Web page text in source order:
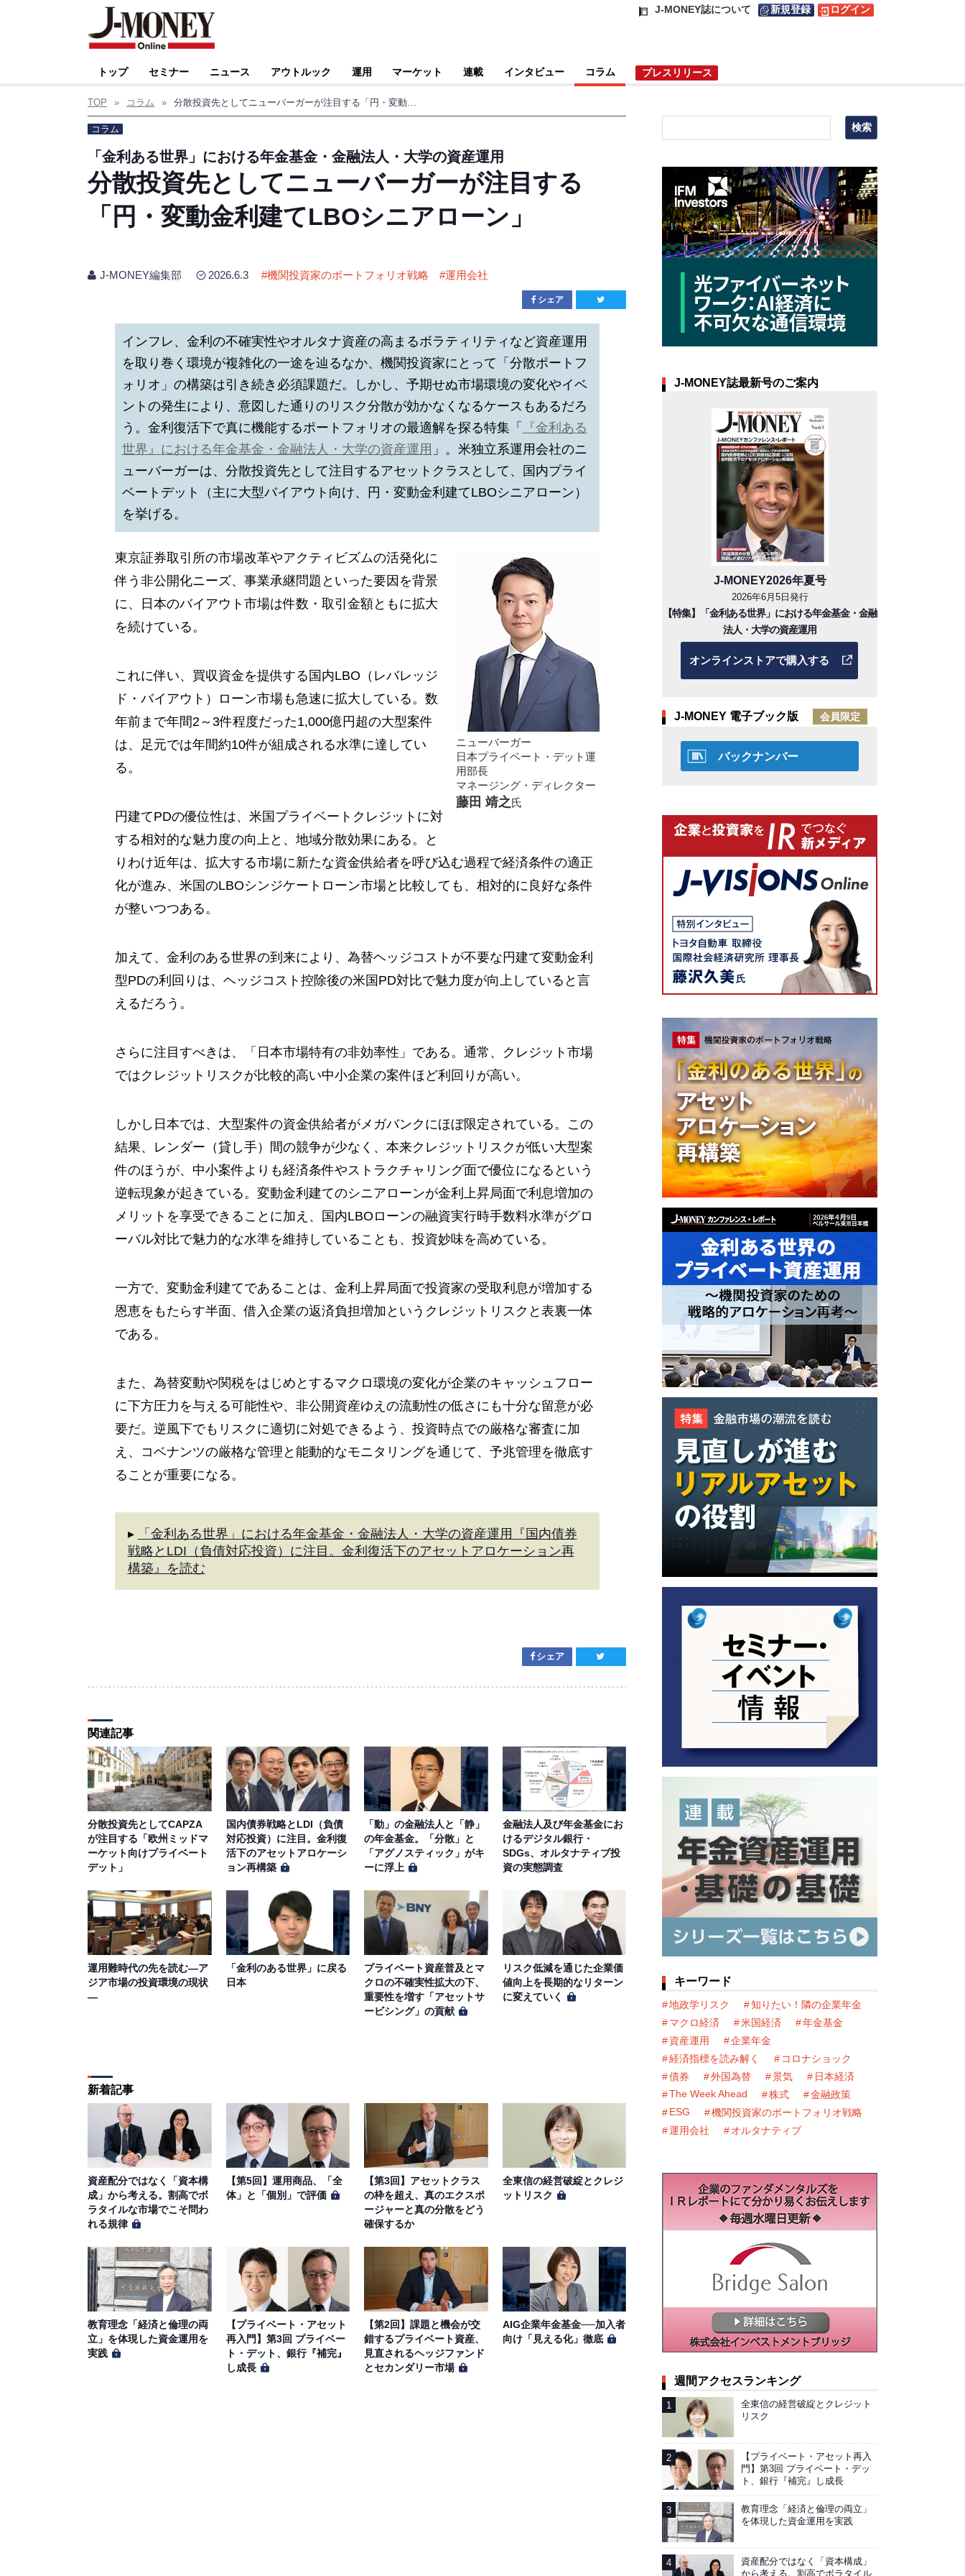
J-MONEY誌について 新規登録 ログイン
トップ セミナー ニュース アウトルック 運用 マーケット 連載 インタビュー コラム プレスリリース
TOP » コラム » 分散投資先としてニューバーガーが注目する「円・変動金利建てLBOシニアローン」
コラム
「金利ある世界」における年金基金・金融法人・大学の資産運用
分散投資先としてニューバーガーが注目する
「円・変動金利建てLBOシニアローン」
J-MONEY編集部 2026.6.3 #機関投資家のポートフォリオ戦略 #運用会社
シェア
インフレ、金利の不確実性やオルタナ資産の高まるボラティリティなど資産運用
を取り巻く環境が複雑化の一途を辿るなか、機関投資家にとって「分散ポートフ
ォリオ」の構築は引き続き必須課題だ。しかし、予期せぬ市場環境の変化やイベ
ントの発生により、意図した通りのリスク分散が効かなくなるケースもあるだろ
う。金利復活下で真に機能するポートフォリオの最適解を探る特集「
『金利ある
世界』における年金基金・金融法人・大学の資産運用 」。米独立系運用会社のニ
ューバーガーは、分散投資先として注目するアセットクラスとして、国内プライ
ベートデット（主に大型バイアウト向け、円・変動金利建てLBOシニアローン）
を挙げる。
ニューバーガー
日本プライベート・デット運
用部長
マネージング・ディレクター
藤田 靖之氏
東京証券取引所の市場改革やアクティビズムの活発化に
伴う非公開化ニーズ、事業承継問題といった要因を背景
に、日本のバイアウト市場は件数・取引金額ともに拡大
を続けている。
これに伴い、買収資金を提供する国内LBO（レバレッジ
ド・バイアウト）ローン市場も急速に拡大している。数
年前まで年間2～3件程度だった1,000億円超の大型案件
は、足元では年間約10件が組成される水準に達してい
る。
円建てPDの優位性は、米国プライベートクレジットに対
する相対的な魅力度の向上と、地域分散効果にある。と
りわけ近年は、拡大する市場に新たな資金供給者を呼び込む過程で経済条件の適正
化が進み、米国のLBOシンジケートローン市場と比較しても、相対的に良好な条件
が整いつつある。
加えて、金利のある世界の到来により、為替ヘッジコストが不要な円建て変動金利
型PDの利回りは、ヘッジコスト控除後の米国PD対比で魅力度が向上していると言
えるだろう。
さらに注目すべきは、「日本市場特有の非効率性」である。通常、クレジット市場
ではクレジットリスクが比較的高い中小企業の案件ほど利回りが高い。
しかし日本では、大型案件の資金供給者がメガバンクにほぼ限定されている。この
結果、レンダー（貸し手）間の競争が少なく、本来クレジットリスクが低い大型案
件のほうが、中小案件よりも経済条件やストラクチャリング面で優位になるという
逆転現象が起きている。変動金利建てのシニアローンが金利上昇局面で利息増加の
メリットを享受できることに加え、国内LBOローンの融資実行時手数料水準がグロ
ーバル対比で魅力的な水準を維持していることも、投資妙味を高めている。
一方で、変動金利建てであることは、金利上昇局面で投資家の受取利息が増加する
恩恵をもたらす半面、借入企業の返済負担増加というクレジットリスクと表裏一体
である。
また、為替変動や関税をはじめとするマクロ環境の変化が企業のキャッシュフロー
に下方圧力を与える可能性や、非公開資産ゆえの流動性の低さにも十分な留意が必
要だ。逆風下でもリスクに適切に対処できるよう、投資時点での厳格な審査に加
え、コベナンツの厳格な管理と能動的なモニタリングを通じて、予兆管理を徹底す
ることが重要になる。
▸
「金利ある世界」における年金基金・金融法人・大学の資産運用『国内債券
戦略とLDI（負債対応投資）に注目。金利復活下のアセットアロケーション再
構築』を読む
シェア
関連記事
分散投資先としてCAPZA
が注目する「欧州ミッドマ
ーケット向けプライベート
デット」
国内債券戦略とLDI（負債
対応投資）に注目。金利復
活下のアセットアロケーシ
ョン再構築
「動」の金融法人と「静」
の年金基金。「分散」と
「アグノスティック」がキ
ーに浮上
金融法人及び年金基金にお
けるデジタル銀行・
SDGs、オルタナティブ投
資の実態調査
運用難時代の先を読む―ア
ジア市場の投資環境の現状
―
「金利のある世界」に戻る
日本
プライベート資産普及とマ
クロの不確実性拡大の下、
重要性を増す「アセットサ
ービシング」の貢献
リスク低減を通じた企業価
値向上を長期的なリターン
に変えていく
新着記事
資産配分ではなく「資本構
成」から考える。割高でボ
ラタイルな市場でこそ問わ
れる規律
【第5回】運用商品、「全
体」と「個別」で評価
【第3回】アセットクラス
の枠を超え、真のエクスポ
ージャーと真の分散をどう
確保するか
全東信の経営破綻とクレジ
ットリスク
教育理念「経済と倫理の両
立」を体現した資金運用を
実践
【プライベート・アセット
再入門】第3回 プライベー
ト・デット、銀行『補完』
し成長
【第2回】課題と機会が交
錯するプライベート資産、
見直されるヘッジファンド
とセカンダリー市場
AIG企業年金基金──加入者
向け「見える化」徹底
J-MONEY誌最新号のご案内
J-MONEY2026年夏号
2026年6月5日発行
【特集】「金利ある世界」における年金基金・金融
法人・大学の資産運用
オンラインストアで購入する
J-MONEY 電子ブック版 会員限定
バックナンバー
キーワード
地政学リスク
知りたい！隣の企業年金
マクロ経済
米国経済
年金基金
資産運用
企業年金
経済指標を読み解く
コロナショック
債券
外国為替 景気
日本経済
The Week Ahead
株式
金融政策
ESG
機関投資家のポートフォリオ戦略
運用会社
オルタナティブ
週間アクセスランキング
全東信の経営破綻とクレジット
リスク
【プライベート・アセット再入
門】第3回 プライベート・デッ
ト、銀行『補完』し成長
教育理念「経済と倫理の両立」
を体現した資金運用を実践
資産配分ではなく「資本構成」
から考える。割高でボラタイル